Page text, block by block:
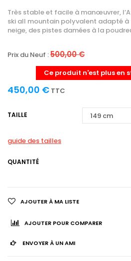
Très stable et facile à manœuvrer,
ski all mountain polyvalent adapté
neige, des pistes damées à la
Prix du Neuf :500,00 €
Ce produit n'est plus en
450,00 € TTC
TAILLE
guide des tailles
QUANTITÉ
AJOUTER À MA LISTE
AJOUTER POUR COMPARER
ENVOYER À UN AMI